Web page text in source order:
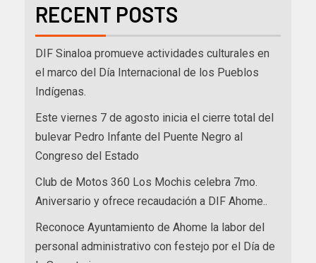
RECENT POSTS
DIF Sinaloa promueve actividades culturales en
el marco del Día Internacional de los Pueblos
Indígenas.
Este viernes 7 de agosto inicia el cierre total del
bulevar Pedro Infante del Puente Negro al
Congreso del Estado
Club de Motos 360 Los Mochis celebra 7mo.
Aniversario y ofrece recaudación a DIF Ahome..
Reconoce Ayuntamiento de Ahome la labor del
personal administrativo con festejo por el Día de